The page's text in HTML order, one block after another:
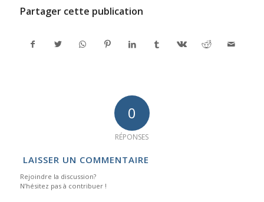
Partager cette publication
0
RÉPONSES
LAISSER UN COMMENTAIRE
Rejoindre la discussion?
N’hésitez pas à contribuer !